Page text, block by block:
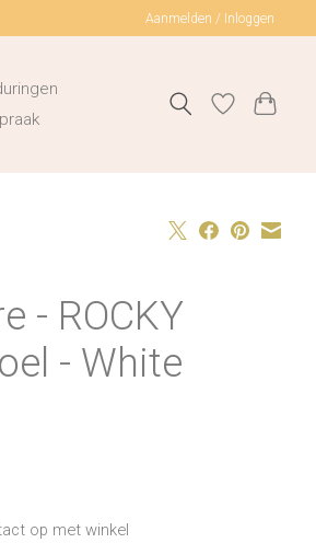
Aanmelden / Inloggen
- ROCKY
- White
op met winkel